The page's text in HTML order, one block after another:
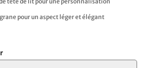
pour un aspect léger et élégant